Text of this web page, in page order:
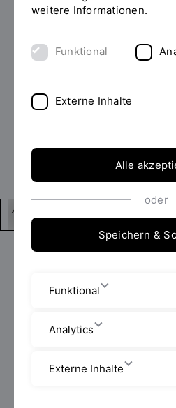
Management
Master"
- Master
Änderungssatzung
Studien- und
KONTAKT
HOCHSCHULE
weitere Informationen.
Funktional
Externe Inhalte
Alle
oder
Speichern &
Funktional
Analytics
Externe Inhalte